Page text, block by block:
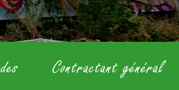
Contractant général